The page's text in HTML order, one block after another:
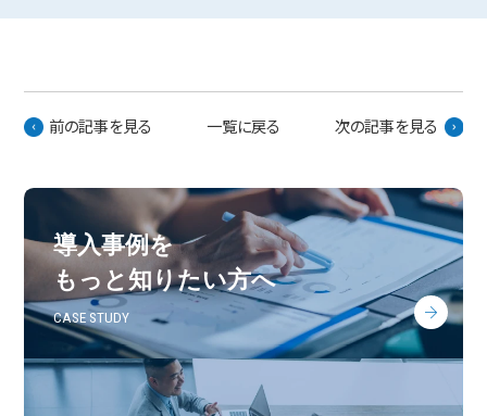
前の記事を見る 一覧に戻る 次の記事を見る
導入事例を
もっと知りたい方へ
CASE STUDY